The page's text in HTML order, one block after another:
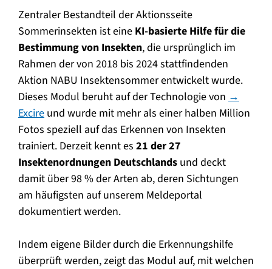
Zentraler Bestandteil der Aktionsseite
Sommerinsekten ist eine KI-basierte Hilfe für die
Bestimmung von Insekten, die ursprünglich im
Rahmen der von 2018 bis 2024 stattfindenden
Aktion NABU Insektensommer entwickelt wurde.
Dieses Modul beruht auf der Technologie von →
Excire und wurde mit mehr als einer halben Million
Fotos speziell auf das Erkennen von Insekten
trainiert. Derzeit kennt es 21 der 27
Insektenordnungen Deutschlands und deckt
damit über 98 % der Arten ab, deren Sichtungen
am häufigsten auf unserem Meldeportal
dokumentiert werden.
Indem eigene Bilder durch die Erkennungshilfe
überprüft werden, zeigt das Modul auf, mit welchen